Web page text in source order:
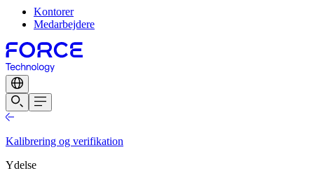
Kontorer
Medarbejdere
Kalibrering og verifikation
Ydelse